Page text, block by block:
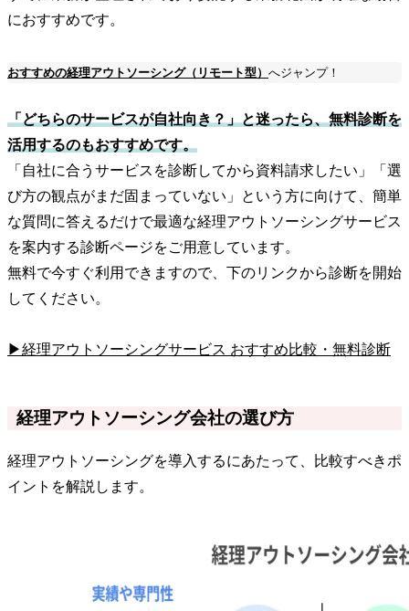
におすすめです。
おすすめの経理アウトソーシング（リモート型） へジャンプ！
「どちらのサービスが自社向き？」と迷ったら、無料診断を
活用するのもおすすめです。
「自社に合うサービスを診断してから資料請求したい」「選
び方の観点がまだ固まっていない」という方に向けて、簡単
な質問に答えるだけで最適な経理アウトソーシングサービス
を案内する診断ページをご用意しています。
無料で今すぐ利用できますので、下のリンクから診断を開始
してください。
▶経理アウトソーシングサービス おすすめ比較・無料診断
経理アウトソーシング会社の選び方
経理アウトソーシングを導入するにあたって、比較すべきポ
イントを解説します。